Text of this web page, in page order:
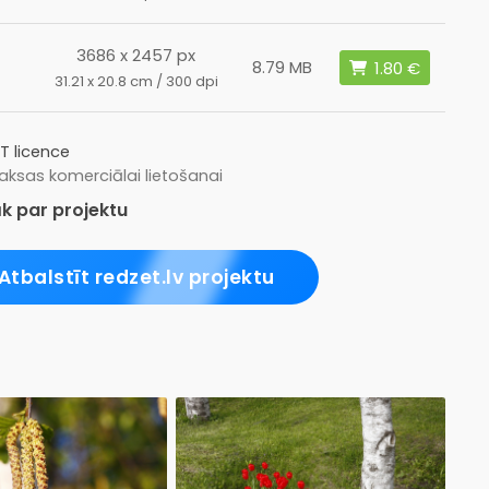
3686 x 2457 px
31.21 x 20.8 cm / 300 dpi
8.79 MB
licence
komerciālai lietošanai
par projektu
redzet.lv projektu